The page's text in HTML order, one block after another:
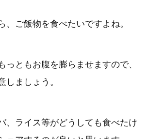
、ご飯物を食べたいですよね。
っともお腹を膨らませますので、
しましょう。
、ライス等がどうしても食べたけ